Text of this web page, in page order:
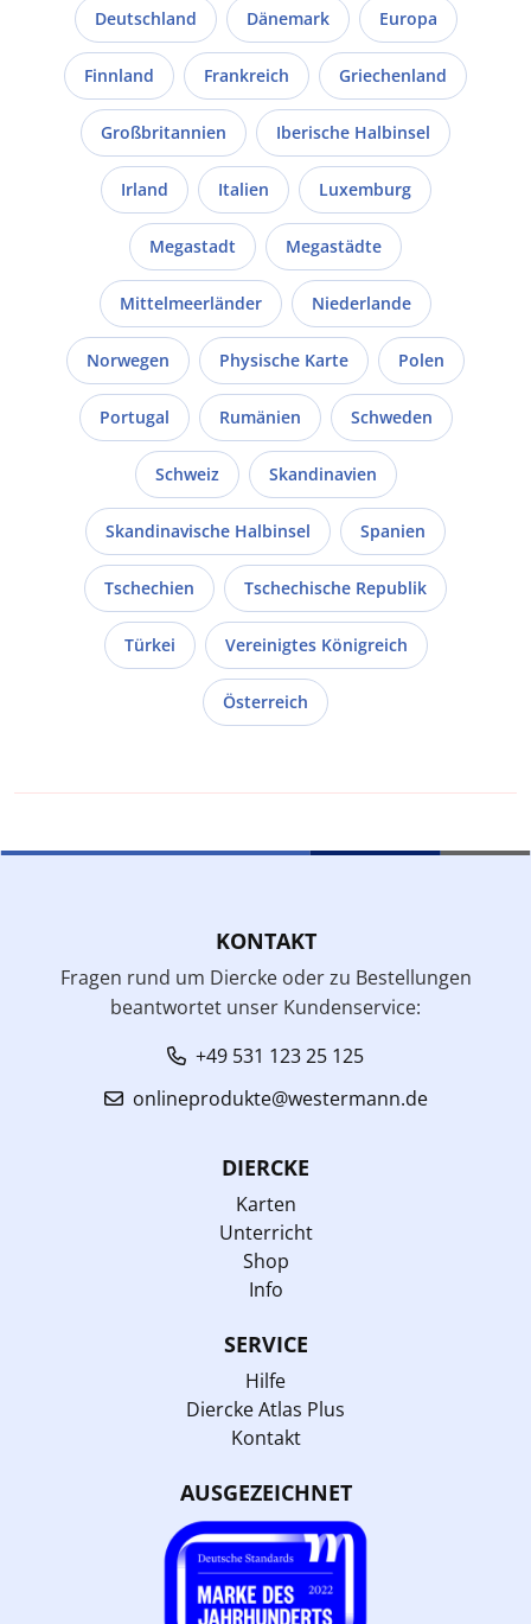
Deutschland Dänemark Europa
Finnland Frankreich Griechenland
Großbritannien Iberische Halbinsel
Irland Italien Luxemburg
Megastadt Megastädte
Mittelmeerländer Niederlande
Norwegen Physische Karte Polen
Portugal Rumänien Schweden
Schweiz Skandinavien
Skandinavische Halbinsel Spanien
Tschechien Tschechische Republik
Türkei Vereinigtes Königreich
Österreich
KONTAKT
Fragen rund um Diercke oder zu Bestellungen
beantwortet unser Kundenservice:
+49 531 123 25 125
onlineprodukte@westermann.de
DIERCKE
Karten
Unterricht
Shop
Info
SERVICE
Hilfe
Diercke Atlas Plus
Kontakt
AUSGEZEICHNET